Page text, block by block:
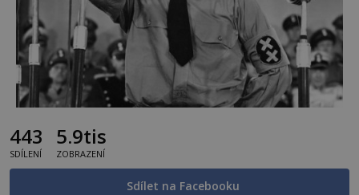
443
SDÍLENÍ
5.9tis
ZOBRAZENÍ
Sdílet na Facebooku